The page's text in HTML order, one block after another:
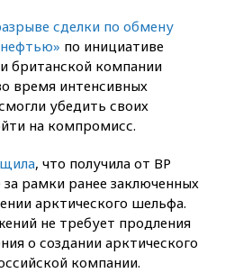
сделки по обмену
по инициативе
британской компании
время интенсивных
убедить своих
на компромисс.
, что получила от ВР
рамки ранее заключенных
арктического шельфа.
не требует продления
о создании арктического
компании.